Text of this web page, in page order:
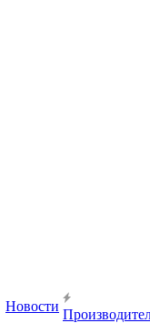
Новости